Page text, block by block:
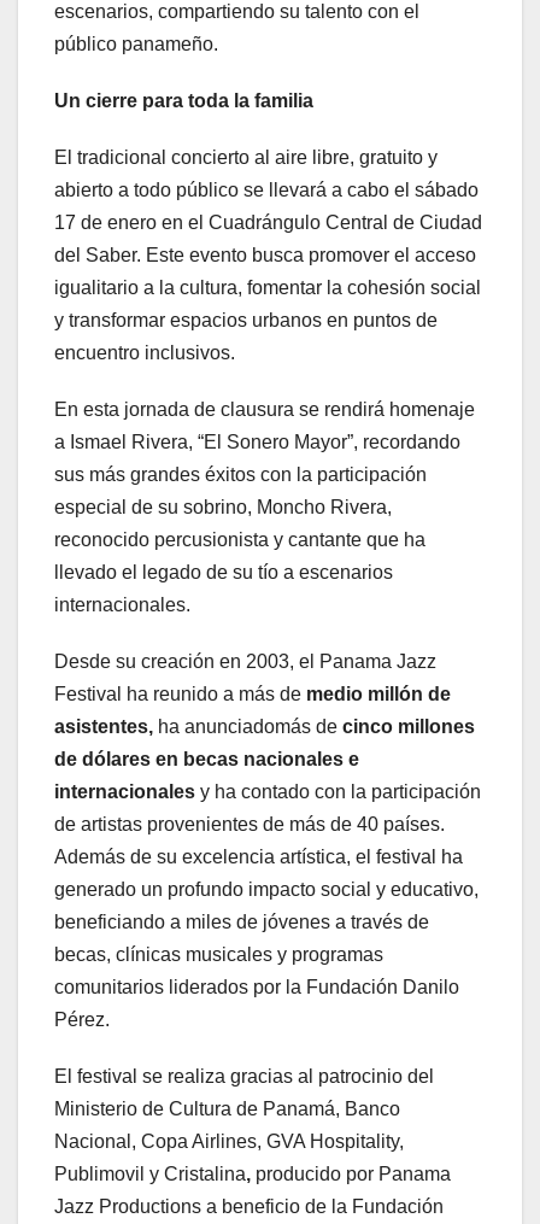
escenarios, compartiendo su talento con el
público panameño.
Un cierre para toda la familia
El tradicional concierto al aire libre, gratuito y
abierto a todo público se llevará a cabo el sábado
17 de enero en el Cuadrángulo Central de Ciudad
del Saber. Este evento busca promover el acceso
igualitario a la cultura, fomentar la cohesión social
y transformar espacios urbanos en puntos de
encuentro inclusivos.
En esta jornada de clausura se rendirá homenaje
a Ismael Rivera, “El Sonero Mayor”, recordando
sus más grandes éxitos con la participación
especial de su sobrino, Moncho Rivera,
reconocido percusionista y cantante que ha
llevado el legado de su tío a escenarios
internacionales.
Desde su creación en 2003, el Panama Jazz
Festival ha reunido a más de medio millón de
asistentes, ha anunciadomás de cinco millones
de dólares en becas nacionales e
internacionales y ha contado con la participación
de artistas provenientes de más de 40 países.
Además de su excelencia artística, el festival ha
generado un profundo impacto social y educativo,
beneficiando a miles de jóvenes a través de
becas, clínicas musicales y programas
comunitarios liderados por la Fundación Danilo
Pérez.
El festival se realiza gracias al patrocinio del
Ministerio de Cultura de Panamá, Banco
Nacional, Copa Airlines, GVA Hospitality,
Publimovil y Cristalina, producido por Panama
Jazz Productions a beneficio de la Fundación